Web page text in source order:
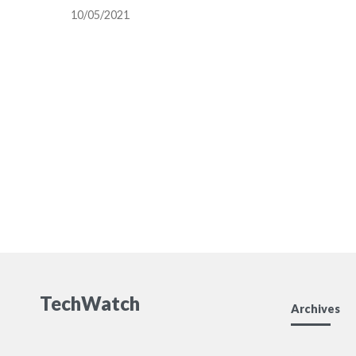
る
10/05/2021
TechWatch Archives